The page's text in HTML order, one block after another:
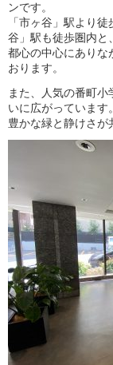
ンです。
「市ヶ谷」駅より
谷」駅も徒歩圏内と、
都心の中心にありな
おります。
また、人気の番町小
いに広がっています。
豊かな緑と静けさが